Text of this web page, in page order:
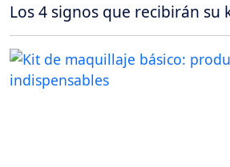
Los 4 signos que recibirán su